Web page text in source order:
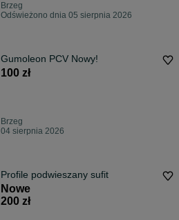
Brzeg
Odświeżono dnia 05 sierpnia 2026
Gumoleon PCV Nowy!
100 zł
Brzeg
04 sierpnia 2026
Profile podwieszany sufit
Nowe
200 zł